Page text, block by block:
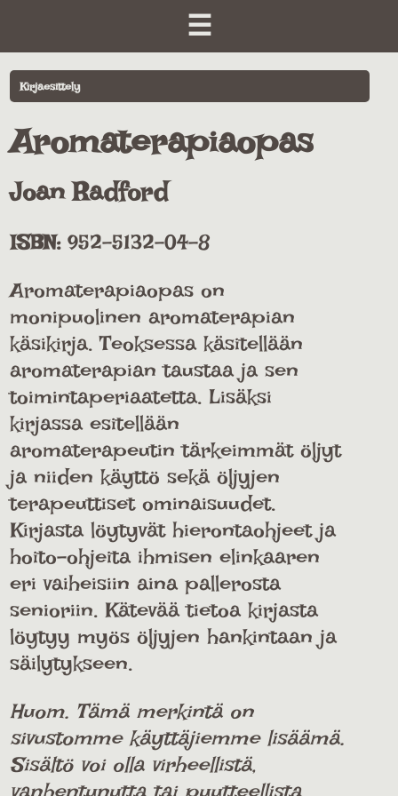
☰
Kirjaesittely
Aromaterapiaopas
Joan Radford
ISBN:952-5132-04-8
Aromaterapiaopas on
monipuolinen aromaterapian
käsikirja. Teoksessa käsitellään
aromaterapian taustaa ja sen
toimintaperiaatetta. Lisäksi
kirjassa esitellään
aromaterapeutin tärkeimmät öljyt
ja niiden käyttö sekä öljyjen
terapeuttiset ominaisuudet.
Kirjasta löytyvät hierontaohjeet ja
hoito-ohjeita ihmisen elinkaaren
eri vaiheisiin aina pallerosta
senioriin. Kätevää tietoa kirjasta
löytyy myös öljyjen hankintaan ja
säilytykseen.
Huom. Tämä merkintä on
sivustomme käyttäjiemme lisäämä.
Sisältö voi olla virheellistä,